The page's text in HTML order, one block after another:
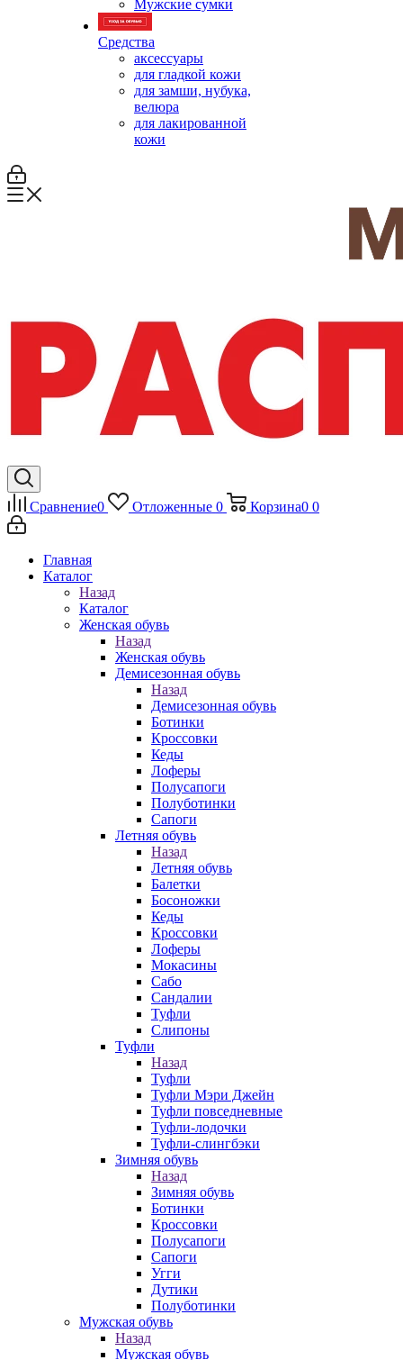
Мужские сумки
Средства
аксессуары
для гладкой кожи
для замши, нубука,
велюра
для лакированной
кожи
Сравнение0 Отложенные 0 Корзина0 0
Главная
Каталог
Назад
Каталог
Женская обувь
Назад
Женская обувь
Демисезонная обувь
Назад
Демисезонная обувь
Ботинки
Кроссовки
Кеды
Лоферы
Полусапоги
Полуботинки
Сапоги
Летняя обувь
Назад
Летняя обувь
Балетки
Босоножки
Кеды
Кроссовки
Лоферы
Мокасины
Сабо
Сандалии
Туфли
Слипоны
Туфли
Назад
Туфли
Туфли Мэри Джейн
Туфли повседневные
Туфли-лодочки
Туфли-слингбэки
Зимняя обувь
Назад
Зимняя обувь
Ботинки
Кроссовки
Полусапоги
Сапоги
Угги
Дутики
Полуботинки
Мужская обувь
Назад
Мужская обувь